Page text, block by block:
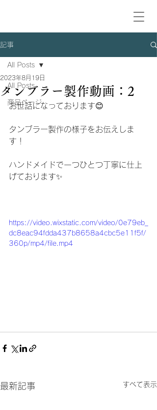
記事
All Posts
商品ページ
All Posts
タンブラー製作動画：2
2023年8月19日
お世話になっております😊
タンブラー製作の様子をお伝えしま
す！
ハンドメイドで一つひとつ丁寧に仕上
げております✨
https://video.wixstatic.com/video/0e79eb_
dc8eac94fdda437b8658a4cbc5e11f5f/
360p/mp4/file.mp4
最新記事 すべて表示